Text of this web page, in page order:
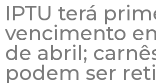
IPTU terá
vencimento
de abril;
podem ser